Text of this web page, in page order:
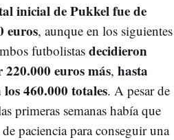
inicial de Pukkel fue de
euros, aunque en los siguientes
futbolistasdecidieron
euros más,hasta
460.000 totales. A pesar de
primeras semanas había que
de paciencia para conseguir una